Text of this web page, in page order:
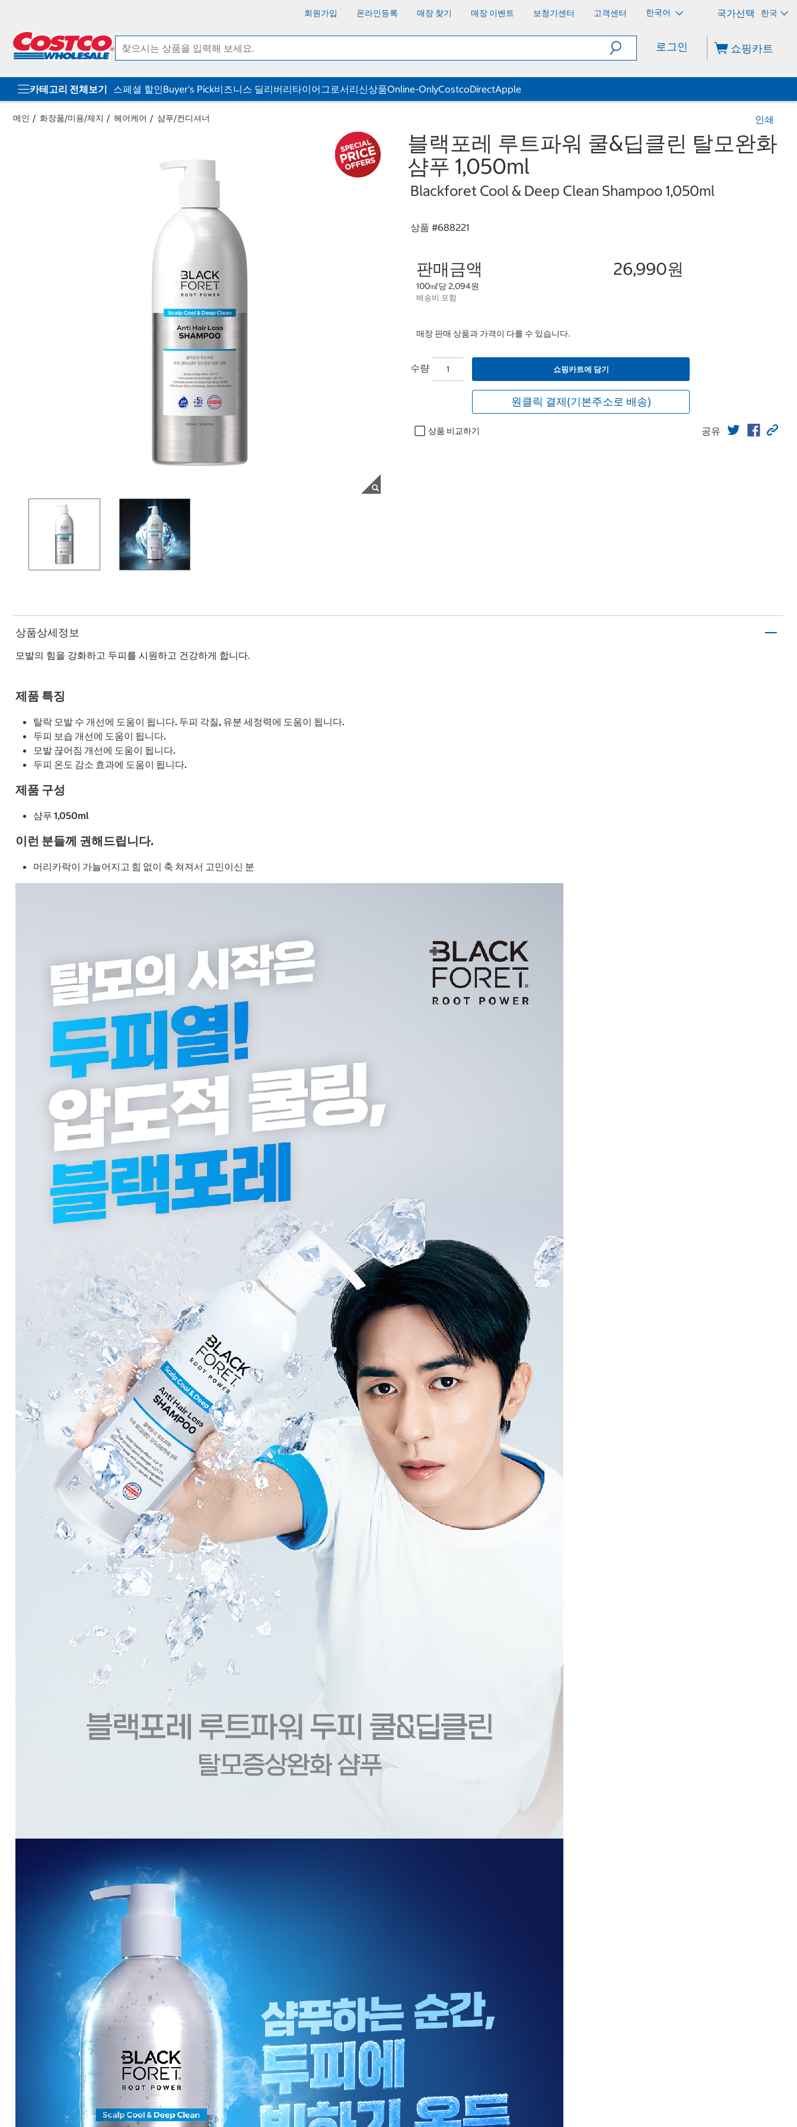
회원가입 온라인등록 매장 찾기 매장 이벤트 보청기센터 고객센터 한국어 한국
로그인 쇼핑카트
카테고리 전체보기 스페셜 할인Buyer's Pick비즈니스 딜리버리타이어그로서리신상품Online-OnlyCostcoDirectApple
메인 화장품/미용/제지 헤어케어 샴푸/컨디셔너 인쇄
블랙포레 루트파워 쿨&딥클린 탈모완화
샴푸 1,050ml
Blackforet Cool & Deep Clean Shampoo 1,050ml
상품 #688221
판매금액 26,990원
100㎖당 2,094원
배송비 포함
매장 판매 상품과 가격이 다를 수 있습니다.
수량 쇼핑카트에 담기
원클릭 결제(기본주소로 배송)
상품 비교하기 공유
상품상세정보
모발의 힘을 강화하고 두피를 시원하고 건강하게 합니다.
제품 특징
탈락 모발 수 개선에 도움이 됩니다. 두피 각질, 유분 세정력에 도움이 됩니다.
두피 보습 개선에 도움이 됩니다.
모발 끊어짐 개선에 도움이 됩니다.
두피 온도 감소 효과에 도움이 됩니다.
제품 구성
샴푸 1,050ml
이런 분들께 권해드립니다.
머리카락이 가늘어지고 힘 없이 축 쳐져서 고민이신 분